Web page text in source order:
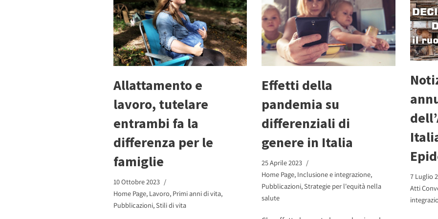
Allattamento e
lavoro, tutelare
entrambi fa la
differenza per le
famiglie
10 Ottobre 2023
Home Page, Lavoro, Primi anni di vita,
Pubblicazioni,Stili di vita
Effetti della
pandemia su
differenziali di
genere in Italia
25 Aprile 2023
Home Page, Inclusione e integrazione,
Pubblicazioni,Strategie per l'equità nella
salute
7 Luglio
Atti